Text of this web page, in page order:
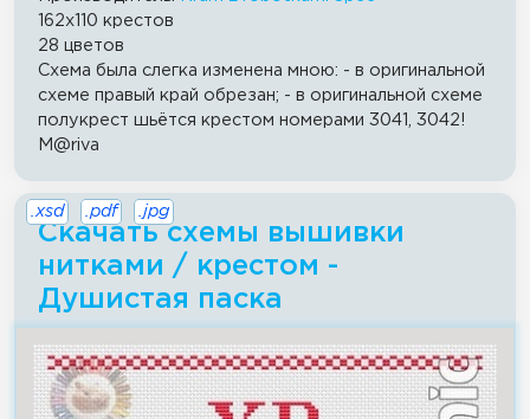
162x110 крестов
28 цветов
Схема была слегка изменена мною: - в оригинальной
схеме правый край обрезан; - в оригинальной схеме
полукрест шьётся крестом номерами 3041, 3042!
M@riva
Скачать схемы вышивки
нитками / крестом -
Душистая паска
.xsd .pdf .jpg